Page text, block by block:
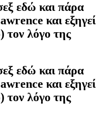
εδώ και πάρα
και εξηγεί
τον λόγο της
εδώ και πάρα
και εξηγεί
τον λόγο της